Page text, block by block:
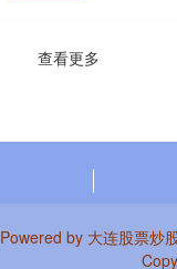
查看更多
Powered by 大连股票炒